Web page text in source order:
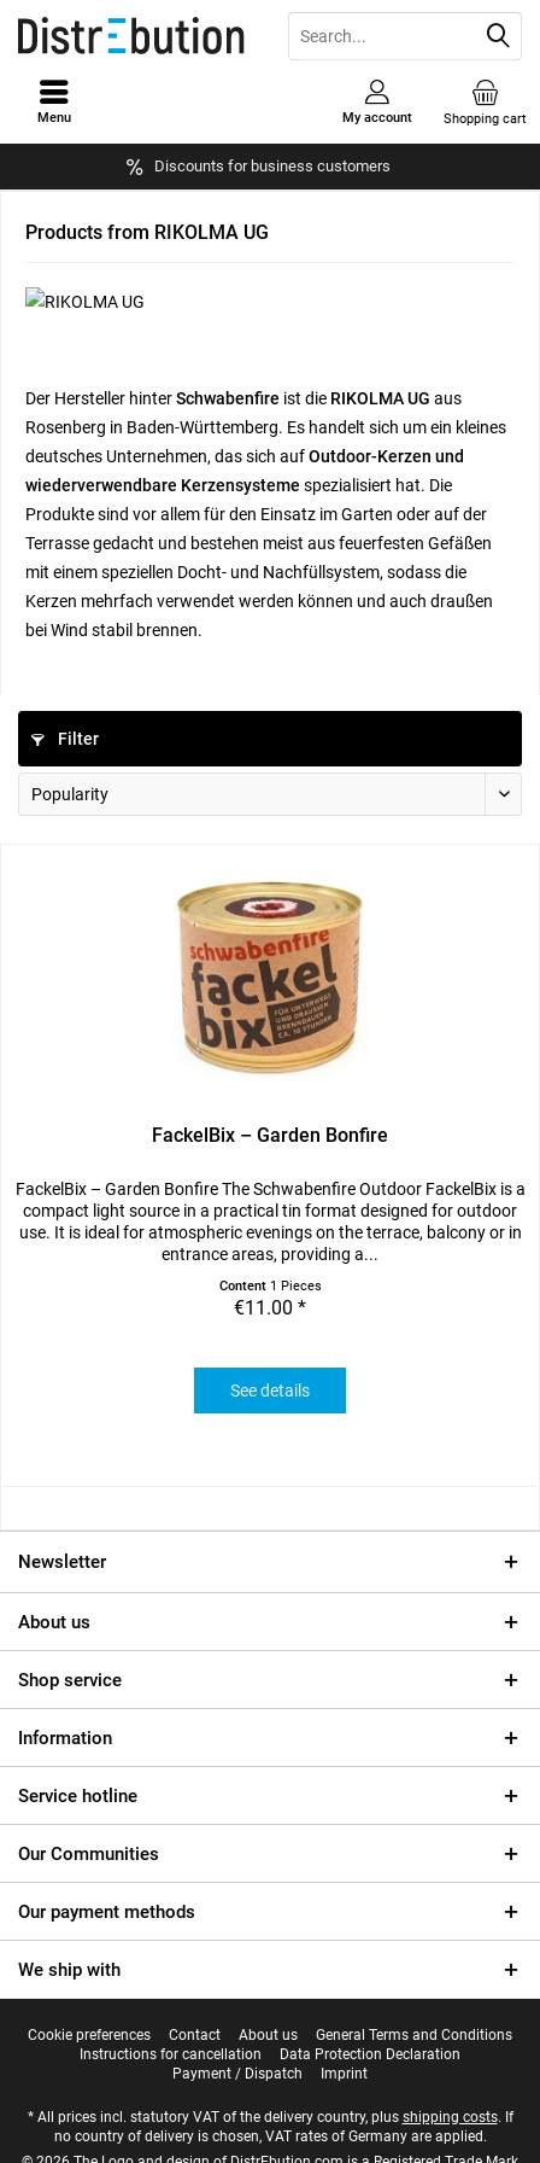
Discounts for business customers
Shopping cart
My account
Menu
Products from RIKOLMA UG
Der Hersteller hinterSchwabenfire ist die RIKOLMA UG aus
Rosenberg in Baden-Württemberg. Es handelt sich um ein kleines
deutsches Unternehmen, das sich aufOutdoor-Kerzen und
wiederverwendbare Kerzensysteme spezialisiert hat. Die
Produkte sind vor allem für den Einsatz im Garten oder auf der
Terrasse gedacht und bestehen meist aus feuerfesten Gefäßen
mit einem speziellen Docht- und Nachfüllsystem, sodass die
Kerzen mehrfach verwendet werden können und auch draußen
bei Wind stabil brennen.
Filter
FackelBix – Garden Bonfire
FackelBix – Garden Bonfire The Schwabenfire Outdoor FackelBix is a
compact light source in a practical tin format designed for outdoor
use. It is ideal for atmospheric evenings on the terrace, balcony or in
entrance areas, providing a...
Content 1 Pieces
€11.00 *
See details
Newsletter
About us
Shop service
Information
Service hotline
Our Communities
Our payment methods
We ship with
Cookie preferences Contact About us
General Terms and Conditions
Instructions for cancellation
Data Protection Declaration
Payment / Dispatch
Imprint
* All prices incl. statutory VAT of the delivery country, plus shipping costs. If
no country of delivery is chosen, VAT rates of Germany are applied.